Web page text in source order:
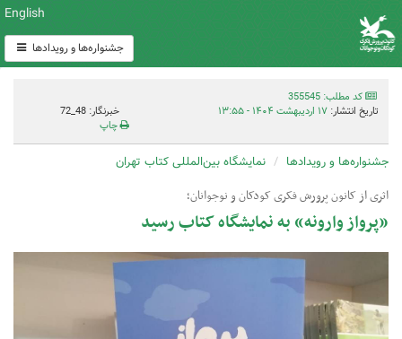
English
جشنواره‌ها و رویدادها
کد مطلب: 355545
تاریخ انتشار: ۱۷ اردیبهشت ۱۴۰۴ - ۱۳:۵۵
خبرنگار: 48_72
چاپ
جشنواره‌ها و رویدادها نمایشگاه بین‌المللی کتاب تهران
اثری از کانون پرورش فکری کودکان و نوجوانان؛
«پرواز وارونه» به نمایشگاه کتاب رسید